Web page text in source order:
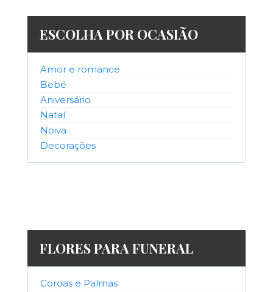
ESCOLHA POR OCASIÃO
Amor e romance
Bebé
Aniversário
Natal
Noiva
Decorações
FLORES PARA FUNERAL
Coroas e Palmas